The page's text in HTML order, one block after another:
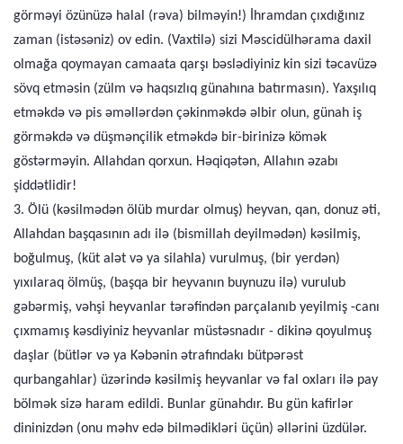
görməyi özünüzə halal (rəva) bilməyin!) İhramdan çıxdığınız
zaman (istəsəniz) ov edin. (Vaxtilə) sizi Məscidülhərama daxil
olmağa qoymayan camaata qarşı bəslədiyiniz kin sizi təcavüzə
sövq etməsin (zülm və haqsızlıq günahına batırmasın). Yaxşılıq
etməkdə və pis əməllərdən çəkinməkdə əlbir olun, günah iş
görməkdə və düşmənçilik etməkdə bir-birinizə kömək
göstərməyin. Allahdan qorxun. Həqiqətən, Allahın əzabı
şiddətlidir!
3. Ölü (kəsilmədən ölüb murdar olmuş) heyvan, qan, donuz əti,
Allahdan başqasının adı ilə (bismillah deyilmədən) kəsilmiş,
boğulmuş, (küt alət və ya silahla) vurulmuş, (bir yerdən)
yıxılaraq ölmüş, (başqa bir heyvanın buynuzu ilə) vurulub
gəbərmiş, vəhşi heyvanlar tərəfindən parçalanıb yeyilmiş -canı
çıxmamış kəsdiyiniz heyvanlar müstəsnadır - dikinə qoyulmuş
daşlar (bütlər və ya Kəbənin ətrafındakı bütpərəst
qurbangahlar) üzərində kəsilmiş heyvanlar və fal oxları ilə pay
bölmək sizə haram edildi. Bunlar günahdır. Bu gün kafirlər
dininizdən (onu məhv edə bilmədikləri üçün) əllərini üzdülər.